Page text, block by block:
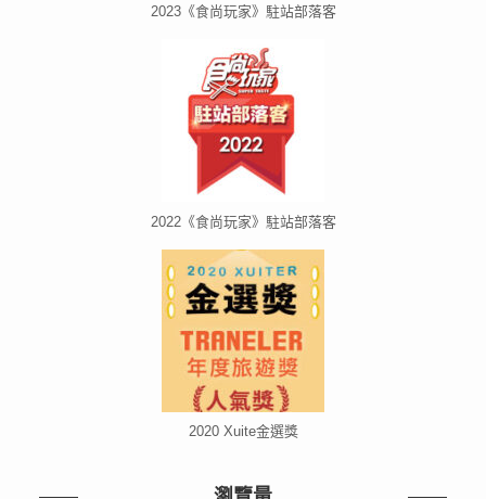
2023《食尚玩家》駐站部落客
2022《食尚玩家》駐站部落客
2020 Xuite金選獎